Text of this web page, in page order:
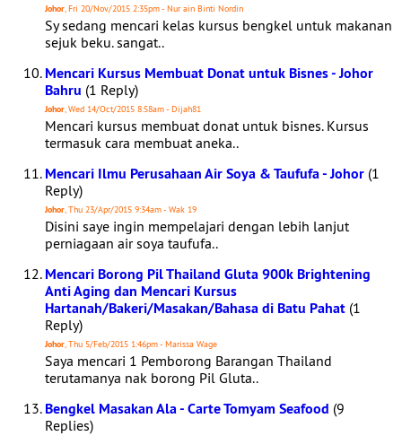
Johor, Fri 20/Nov/2015 2:35pm - Nur ain Binti Nordin
Sy sedang mencari kelas kursus bengkel untuk makanan
sejuk beku. sangat..
Mencari Kursus Membuat Donat untuk Bisnes - Johor
Bahru (1 Reply)
Johor, Wed 14/Oct/2015 8:58am - Dijah81
Mencari kursus membuat donat untuk bisnes. Kursus
termasuk cara membuat aneka..
Mencari Ilmu Perusahaan Air Soya & Taufufa - Johor (1
Reply)
Johor, Thu 23/Apr/2015 9:34am - Wak 19
Disini saye ingin mempelajari dengan lebih lanjut
perniagaan air soya taufufa..
Mencari Borong Pil Thailand Gluta 900k Brightening
Anti Aging dan Mencari Kursus
Hartanah/Bakeri/Masakan/Bahasa di Batu Pahat (1
Reply)
Johor, Thu 5/Feb/2015 1:46pm - Marissa Wage
Saya mencari 1 Pemborong Barangan Thailand
terutamanya nak borong Pil Gluta..
Bengkel Masakan Ala - Carte Tomyam Seafood (9
Replies)